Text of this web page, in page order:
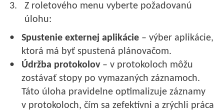
Z roletového menu vyberte požadovanú
úlohu:
Spustenie externej aplikácie – výber aplikácie,
ktorá má byť spustená plánovačom.
Údržba protokolov– v protokoloch môžu
zostávať stopy po vymazaných záznamoch.
Táto úloha pravidelne optimalizuje záznamy
v protokoloch, čím sa zefektívni a zrýchli práca